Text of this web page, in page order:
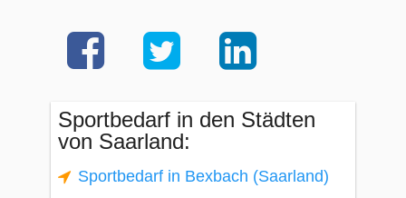
Sportbedarf in den Städten
von Saarland:
Sportbedarf in Bexbach (Saarland)